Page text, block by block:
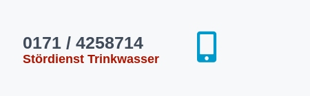
0171 / 4258714
Stördienst Trinkwasser​